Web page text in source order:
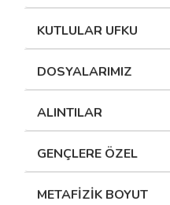
KUTLULAR UFKU
DOSYALARIMIZ
ALINTILAR
GENÇLERE ÖZEL
METAFİZİK BOYUT